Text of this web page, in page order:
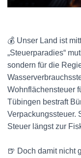
💰 Unser Land ist
„Steuerparadies“
sondern für die
Wohnflächensteuer
Tübingen bestraft
Verpackungssteuer.
Steuer längst zur
🍺 Doch damit nicht